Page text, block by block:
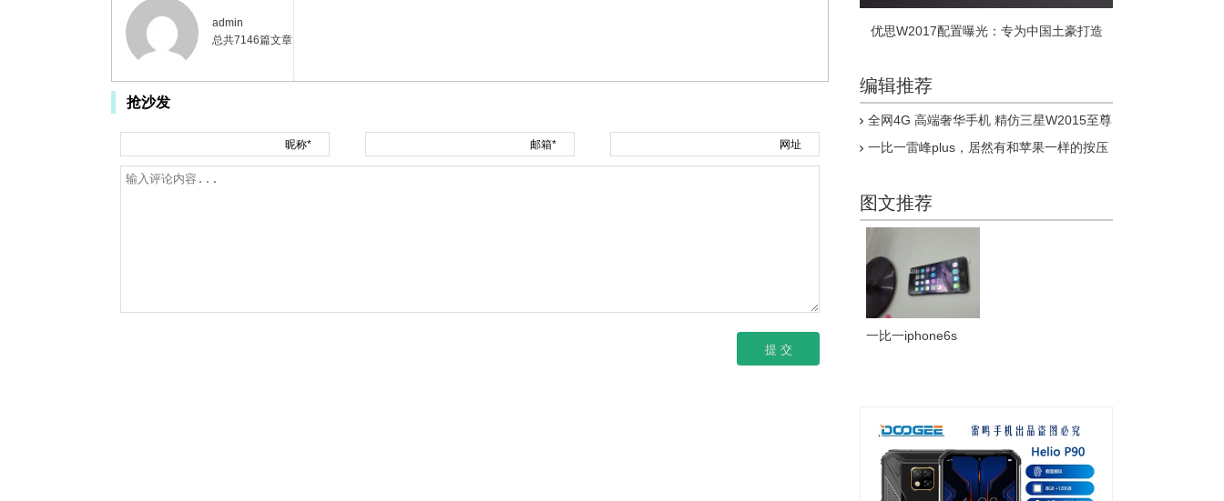
admin
总共7146篇文章
抢沙发
昵称* 邮箱* 网址
优思W2017配置曝光：专为中国土豪打造
编辑推荐
全网4G 高端奢华手机 精仿三星W2015至尊
一比一雷峰plus，居然有和苹果一样的按压
图文推荐
一比一iphone6s